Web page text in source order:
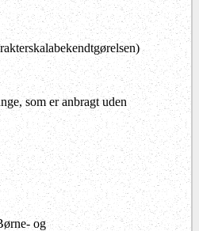
som er anbragt uden
og